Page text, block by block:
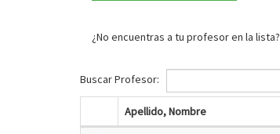
¿No encuentras a tu profesor en la lista?
Buscar Profesor:
Apellido, Nombre